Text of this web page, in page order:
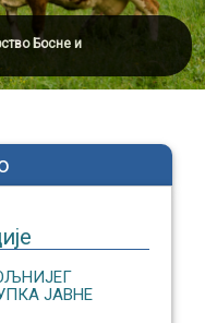
Босне и
ЈАВНЕ